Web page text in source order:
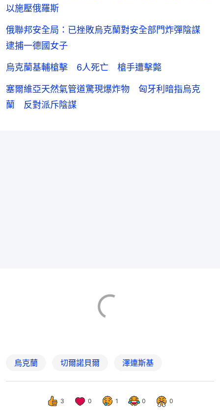
以施壓俄羅斯
俄聯邦安全局：已挫敗烏克蘭對安全部門炸彈陰謀
逮捕一德國女子
烏克蘭基輔槍擊 6人死亡 槍手遭擊斃
塞爾維亞天然氣管道驚現爆炸物 匈牙利暗指烏克
蘭 反對派斥陰謀
烏克蘭 切爾諾貝爾 澤連斯基
3 0 1 0 0